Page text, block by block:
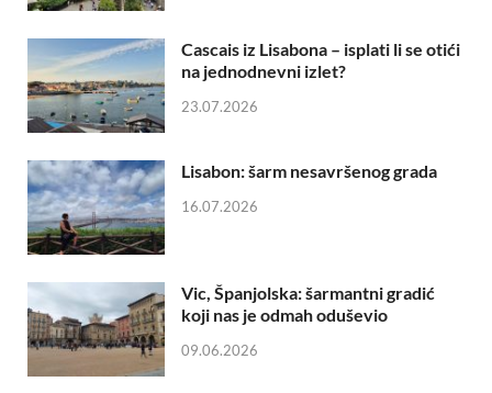
Cascais iz Lisabona – isplati li se otići
na jednodnevni izlet?
23.07.2026
Lisabon: šarm nesavršenog grada
16.07.2026
Vic, Španjolska: šarmantni gradić
koji nas je odmah oduševio
09.06.2026